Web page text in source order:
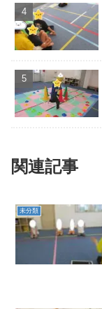
関連記事
未分類